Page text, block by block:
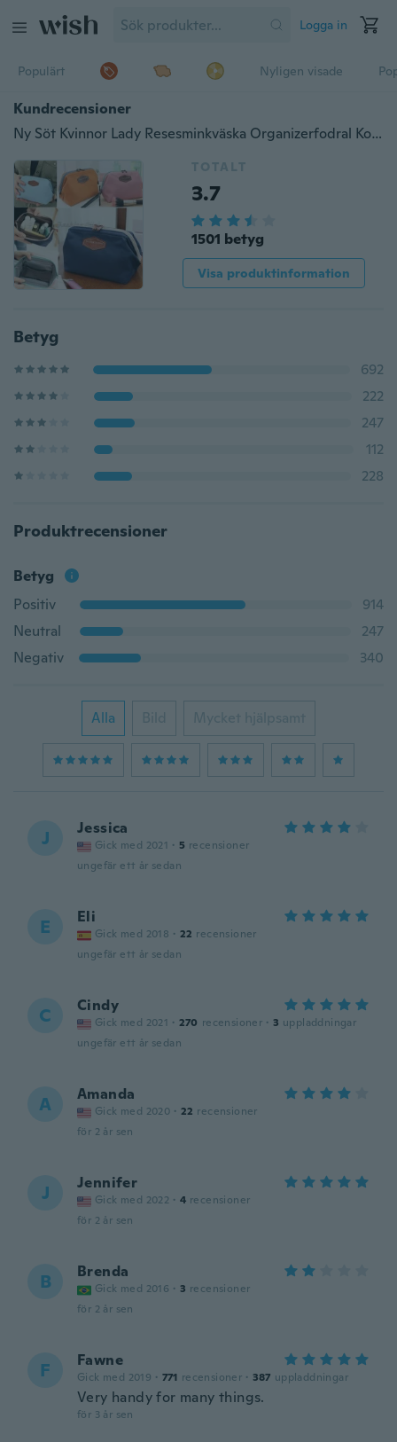
Logga in
Populärt Nyligen visade
Kundrecensioner
Ny Söt Kvinnor Lady Resesminkväska Organizerfodral Kosmetisk påse Koppling Handväska Casual Handväska Maleta De Maquiagem
TOTALT
3.7
1501 betyg
Visa produktinformation
Betyg
692
222
247
112
228
Produktrecensioner
Betyg
Positiv
914
Neutral
247
Negativ
340
Alla Bild Mycket hjälpsamt
J Jessica
Gick med 2021 · 5 recensioner
ungefär ett år sedan
E Eli
Gick med 2018 · 22 recensioner
ungefär ett år sedan
C Cindy
Gick med 2021 · 270 recensioner · 3 uppladdningar
ungefär ett år sedan
A Amanda
Gick med 2020 · 22 recensioner
för 2 år sen
J Jennifer
Gick med 2022 · 4 recensioner
för 2 år sen
B Brenda
Gick med 2016 · 3 recensioner
för 2 år sen
F Fawne
Gick med 2019 · 771 recensioner · 387 uppladdningar
Very handy for many things.
för 3 år sen